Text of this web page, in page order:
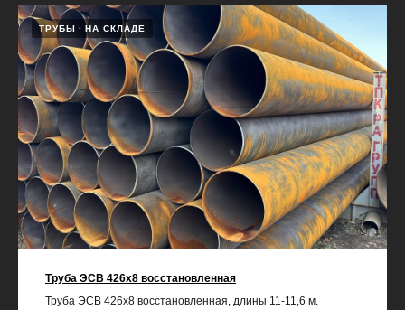
ТРУБЫ НА СКЛАДЕ
Труба ЭСВ 426х8 восстановленная
Труба ЭСВ 426х8 восстановленная, длины 11-11,6 м.